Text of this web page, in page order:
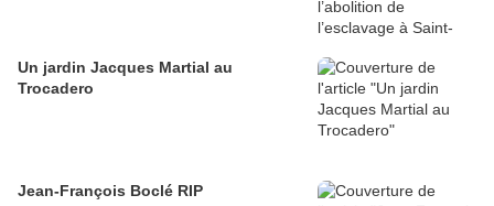
Un jardin Jacques Martial au
Trocadero
Jean-François Boclé RIP